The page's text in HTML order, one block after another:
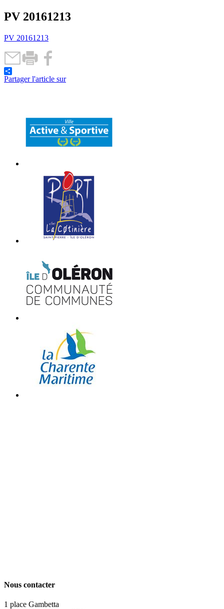
PV 20161213
PV 20161213
Partager l'article sur
Nous contacter
1 place Gambetta